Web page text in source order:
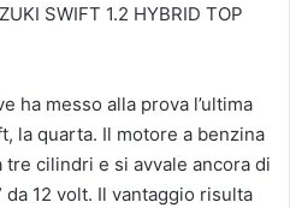
SWIFT 1.2 HYBRID TOP
ha messo alla prova l’ultima
la quarta. Il motore a benzina
tre cilindri e si avvale ancora di
12 volt. Il vantaggio risulta